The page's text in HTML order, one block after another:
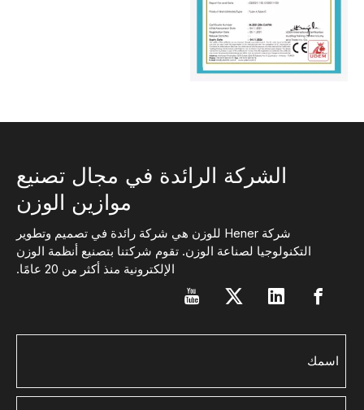
الشركة الرائدة في مجال تصنيع
موازين الوزن
شركة Hener للوزن هي شركة رائدة في تصميم وتطوير
التكنولوجيا لصناعة الوزن. تقوم شركتنا بتصنيع أنظمة الوزن
الإلكترونية منذ أكثر من 20 عامًا.